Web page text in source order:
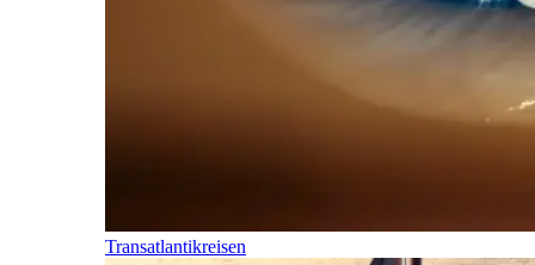
Transatlantikreisen